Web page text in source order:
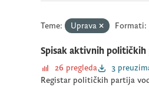
Teme: Uprava Formati:
Spisak aktivnih političkih
26 pregleda
3
Registar političkih partija